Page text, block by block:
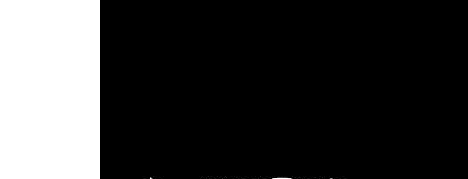
北、10/16(日)台中、10/18(二)台南，講師：焦元溥